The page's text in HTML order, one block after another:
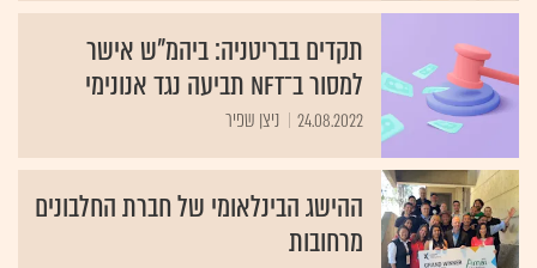
תקדים בבריטניה: ביהמ"ש אישר
למסור ב־NFT תביעה נגד אנונימי
24.08.2022 ניצן שפיר
ההישג הבינלאומי של חברת החלבונים
מרחובות